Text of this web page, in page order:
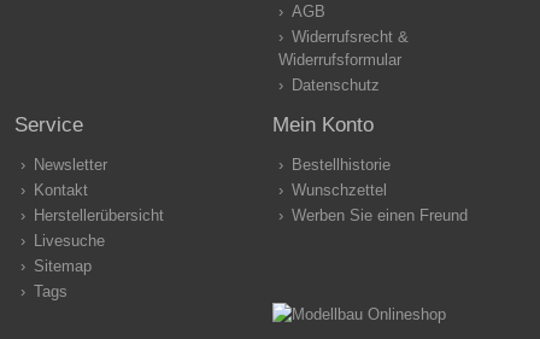
AGB
Widerrufsrecht &
Widerrufsformular
Datenschutz
Service
Newsletter
Kontakt
Herstellerübersicht
Livesuche
Sitemap
Tags
Mein Konto
Bestellhistorie
Wunschzettel
Werben Sie einen Freund